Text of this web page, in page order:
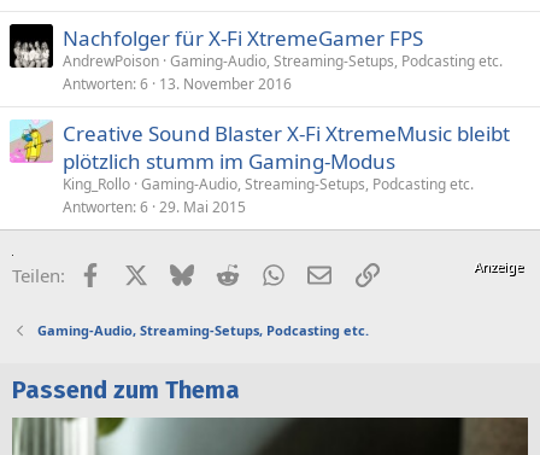
Nachfolger für X-Fi XtremeGamer FPS
AndrewPoison Gaming-Audio, Streaming-Setups, Podcasting etc.
Antworten 6 13. November 2016
Creative Sound Blaster X-Fi XtremeMusic bleibt
plötzlich stumm im Gaming-Modus
King_Rollo Gaming-Audio, Streaming-Setups, Podcasting etc.
Antworten 6 29. Mai 2015
Teilen: FacebookX (Twitter)
BlueskyRedditWhatsApp
E-MailLink
Gaming-Audio, Streaming-Setups, Podcasting etc.
Passend zum Thema